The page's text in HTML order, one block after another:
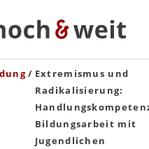
Extremismus und
Radikalisierung:
Bildungsarbeit mit
Jugendlichen